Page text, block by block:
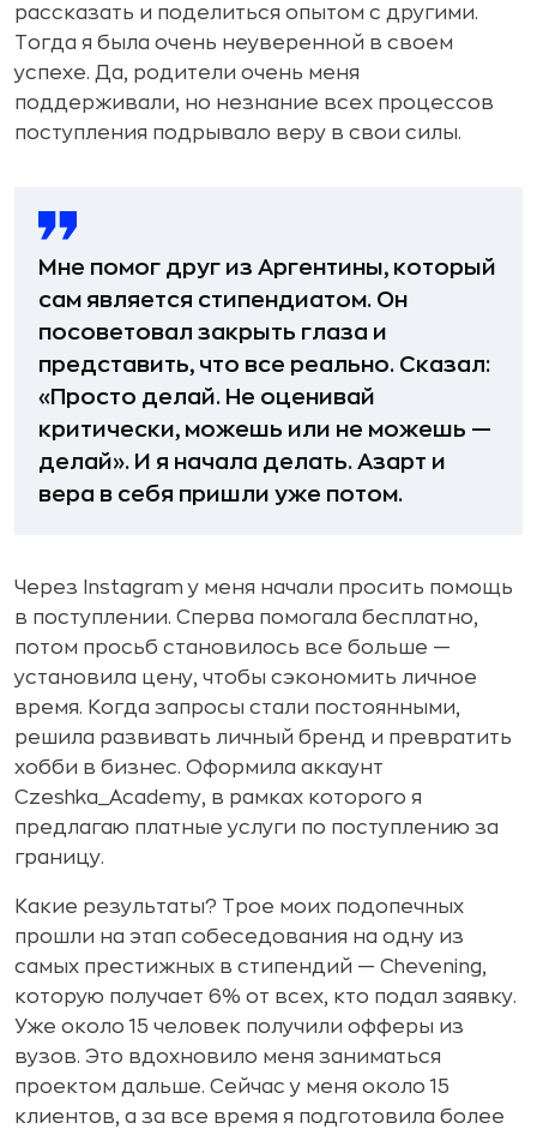
рассказать и поделиться опытом с другими.
Тогда я была очень неуверенной в своем
успехе. Да, родители очень меня
поддерживали, но незнание всех процессов
поступления подрывало веру в свои силы.
Мне помог друг из Аргентины, который
сам является стипендиатом. Он
посоветовал закрыть глаза и
представить, что все реально. Сказал:
«Просто делай. Не оценивай
критически, можешь или не можешь —
делай». И я начала делать. Азарт и
вера в себя пришли уже потом.
Через Instagram у меня начали просить помощь
в поступлении. Сперва помогала бесплатно,
потом просьб становилось все больше —
установила цену, чтобы сэкономить личное
время. Когда запросы стали постоянными,
решила развивать личный бренд и превратить
хобби в бизнес. Оформила аккаунт
Czeshka_Academy, в рамках которого я
предлагаю платные услуги по поступлению за
границу.
Какие результаты? Трое моих подопечных
прошли на этап собеседования на одну из
самых престижных в стипендий — Chevening,
которую получает 6% от всех, кто подал заявку.
Уже около 15 человек получили офферы из
вузов. Это вдохновило меня заниматься
проектом дальше. Сейчас у меня около 15
клиентов, а за все время я подготовила более